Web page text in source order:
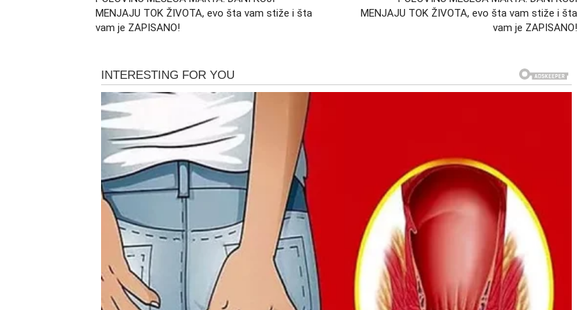
Odnos sa jednom bliskom osobom dolazi na prekretnicu. Moguće je razočaranje, ali i veliko
Ne bojte se da postavite granice. Vage često žele mir po svaku cenu, ali sada je vreme da shvatite
da je vaš unutrašnji mir važniji od spoljašnjeg privida harmonije.
ZDRAVLJE I UNUTRAŠNJA SNAGA – BUĐENJE SVESTI
MENJAJU TOK ŽIVOTA, evo šta vam stiže i šta
vam je ZAPISANO!
MENJAJU TOK ŽIVOTA, evo šta vam stiže i šta
vam je ZAPISANO!